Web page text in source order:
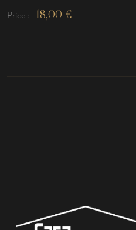
Price : 18,00 €